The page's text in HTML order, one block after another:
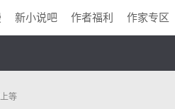
新小说吧 作者福利 作家专区
等